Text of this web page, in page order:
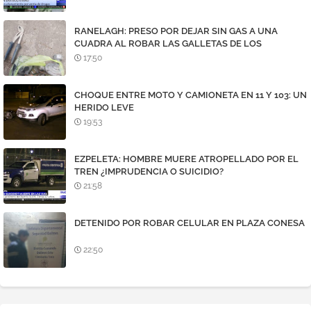
RANELAGH: PRESO POR DEJAR SIN GAS A UNA
CUADRA AL ROBAR LAS GALLETAS DE LOS
MEDIDORES
17:50
CHOQUE ENTRE MOTO Y CAMIONETA EN 11 Y 103: UN
HERIDO LEVE
19:53
EZPELETA: HOMBRE MUERE ATROPELLADO POR EL
TREN ¿IMPRUDENCIA O SUICIDIO?
21:58
DETENIDO POR ROBAR CELULAR EN PLAZA CONESA
22:50